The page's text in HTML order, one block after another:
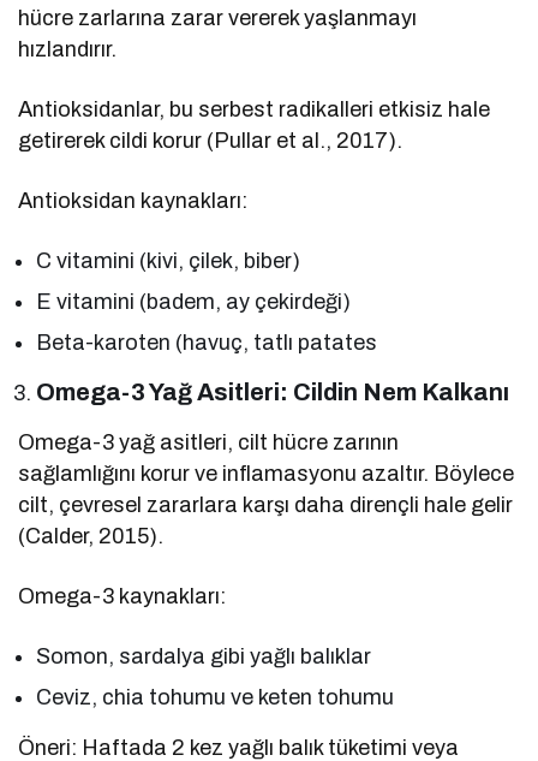
hücre zarlarına zarar vererek yaşlanmayı
hızlandırır.
Antioksidanlar, bu serbest radikalleri etkisiz hale
getirerek cildi korur (Pullar et al., 2017).
Antioksidan kaynakları:
C vitamini (kivi, çilek, biber)
E vitamini (badem, ay çekirdeği)
Beta-karoten (havuç, tatlı patates
Omega-3 Yağ Asitleri: Cildin Nem Kalkanı
Omega-3 yağ asitleri, cilt hücre zarının
sağlamlığını korur ve inflamasyonu azaltır. Böylece
cilt, çevresel zararlara karşı daha dirençli hale gelir
(Calder, 2015).
Omega-3 kaynakları:
Somon, sardalya gibi yağlı balıklar
Ceviz, chia tohumu ve keten tohumu
Öneri: Haftada 2 kez yağlı balık tüketimi veya